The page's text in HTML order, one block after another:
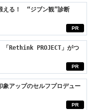
PR
える！ “ジブン観”診断
PR
「Rethink PROJECT」がつ
PR
アップのセルフプロデュー